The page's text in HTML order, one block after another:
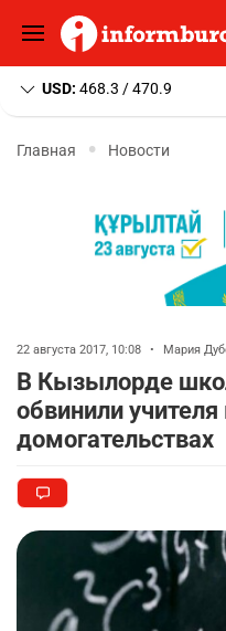
USD: 468.3 / 470.9
Главная Новости
22 августа 2017, 10:08 • Мария
В Кызылорде
обвинили
домогательствах